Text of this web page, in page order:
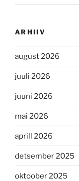
ARHIIV
august 2026
juuli 2026
juuni 2026
mai 2026
aprill 2026
detsember 2025
oktoober 2025